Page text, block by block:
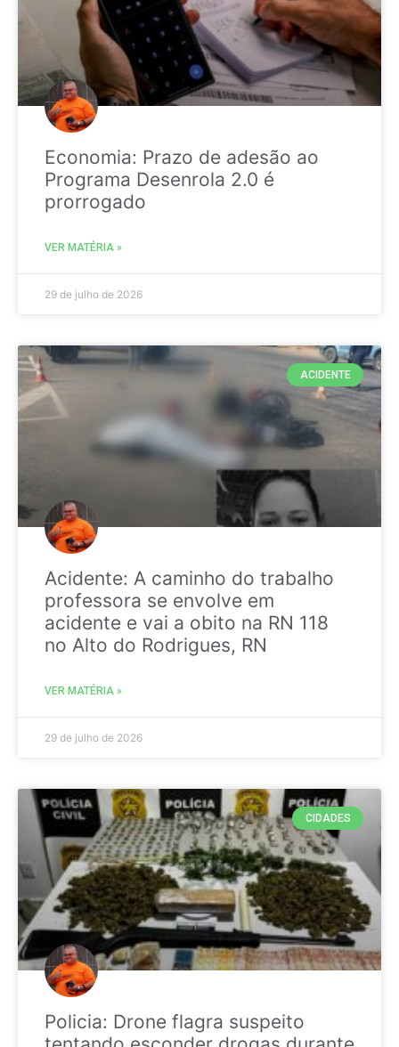
Economia: Prazo de adesão ao
Programa Desenrola 2.0 é
prorrogado
VER MATÉRIA »
29 de julho de 2026
ACIDENTE
Acidente: A caminho do trabalho
professora se envolve em
acidente e vai a obito na RN 118
no Alto do Rodrigues, RN
VER MATÉRIA »
29 de julho de 2026
CIDADES
Policia: Drone flagra suspeito